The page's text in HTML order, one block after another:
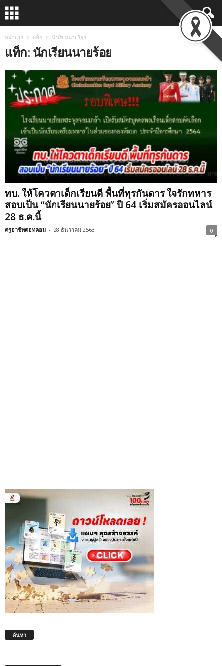
หน้าแรก แท็ก นักเรียนนายร้อย
แท็ก: นักเรียนนายร้อย
ทบ. ให้โควตาเด็กเรียนดี พื้นที่ทุรกันดาร ใจรักทหาร
สอบเป็น “นักเรียนนายร้อย” ปี 64 เริ่มสมัครออนไลน์
28 ธ.ค.นี้
ครูอาชีพดอทคอม - 28 ธันวาคม 2563 0
ค้นหา